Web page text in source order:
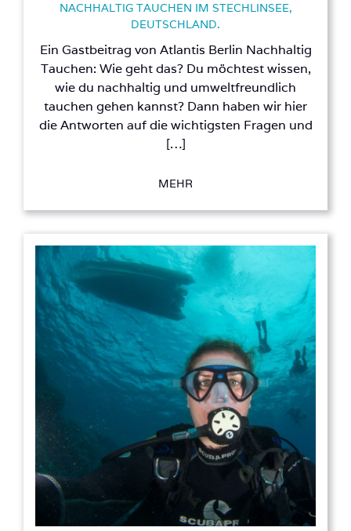
NACHHALTIG TAUCHEN IM STECHLINSEE,
DEUTSCHLAND.
Ein Gastbeitrag von Atlantis Berlin Nachhaltig
Tauchen: Wie geht das? Du möchtest wissen,
wie du nachhaltig und umweltfreundlich
tauchen gehen kannst? Dann haben wir hier
die Antworten auf die wichtigsten Fragen und
[…]
MEHR